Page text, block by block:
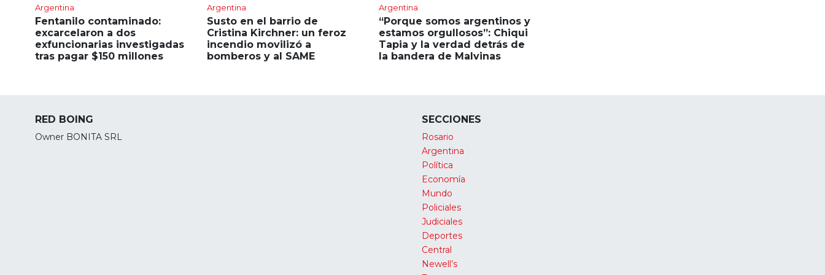
Argentina
Fentanilo contaminado:
excarcelaron a dos
exfuncionarias investigadas
tras pagar $150 millones
Argentina
Susto en el barrio de
Cristina Kirchner: un feroz
incendio movilizó a
bomberos y al SAME
Argentina
“Porque somos argentinos y
estamos orgullosos”: Chiqui
Tapia y la verdad detrás de
la bandera de Malvinas
RED BOING
Owner BONITA SRL
SECCIONES
Rosario
Argentina
Política
Economía
Mundo
Policiales
Judiciales
Deportes
Central
Newell’s